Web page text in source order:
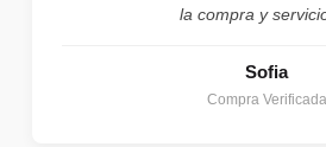
la compra y
Sofia
Compra Verificada